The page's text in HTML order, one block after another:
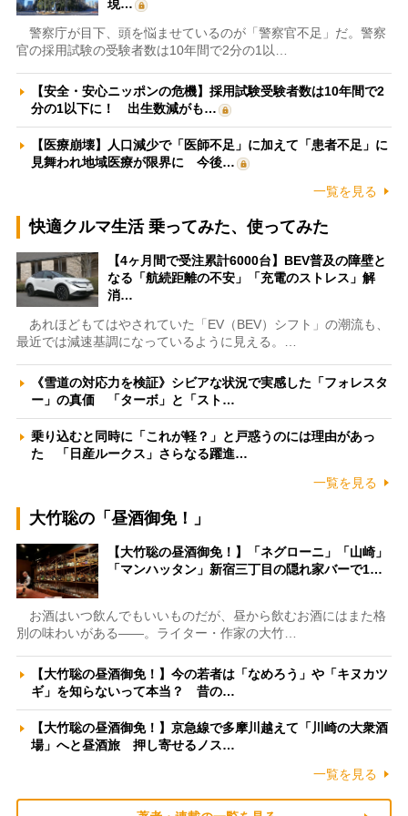
現…
警察庁が目下、頭を悩ませているのが「警察官不足」だ。警察
官の採用試験の受験者数は10年間で2分の1以…
【安全・安心ニッポンの危機】採用試験受験者数は10年間で2
分の1以下に！ 出生数減がも…
【医療崩壊】人口減少で「医師不足」に加えて「患者不足」に
見舞われ地域医療が限界に 今後…
一覧を見る
快適クルマ生活 乗ってみた、使ってみた
【4ヶ月間で受注累計6000台】BEV普及の障壁と
なる「航続距離の不安」「充電のストレス」解
消…
あれほどもてはやされていた「EV（BEV）シフト」の潮流も、
最近では減速基調になっているように見える。…
《雪道の対応力を検証》シビアな状況で実感した「フォレスタ
ー」の真価 「ターボ」と「スト…
乗り込むと同時に「これが軽？」と戸惑うのには理由があっ
た 「日産ルークス」さらなる躍進…
一覧を見る
大竹聡の「昼酒御免！」
【大竹聡の昼酒御免！】「ネグローニ」「山崎」
「マンハッタン」新宿三丁目の隠れ家バーで1…
お酒はいつ飲んでもいいものだが、昼から飲むお酒にはまた格
別の味わいがある――。ライター・作家の大竹…
【大竹聡の昼酒御免！】今の若者は「なめろう」や「キヌカツ
ギ」を知らないって本当？ 昔の…
【大竹聡の昼酒御免！】京急線で多摩川越えて「川崎の大衆酒
場」へと昼酒旅 押し寄せるノス…
一覧を見る